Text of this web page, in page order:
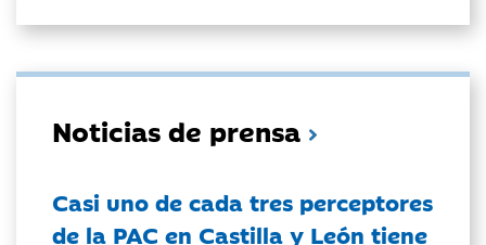
Noticias de prensa
Casi uno de cada tres perceptores
de la PAC en Castilla y León tiene